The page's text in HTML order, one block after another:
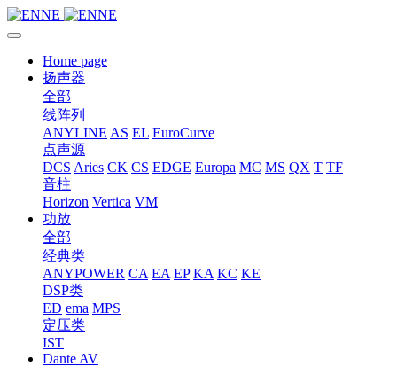
Home page
扬声器
全部
线阵列
ANYLINE AS EL EuroCurve
点声源
DCS Aries CK CS EDGE Europa MC MS QX T TF
音柱
Horizon Vertica VM
功放
全部
经典类
ANYPOWER CA EA EP KA KC KE
DSP类
ED ema MPS
定压类
IST
Dante AV